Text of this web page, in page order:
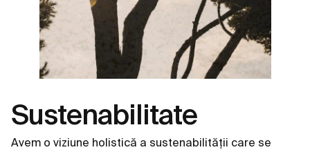
Sustenabilitate
Avem o viziune holistică a sustenabilității care se